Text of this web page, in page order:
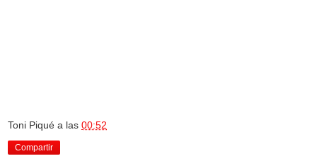
Toni Piqué a las 00:52
Compartir